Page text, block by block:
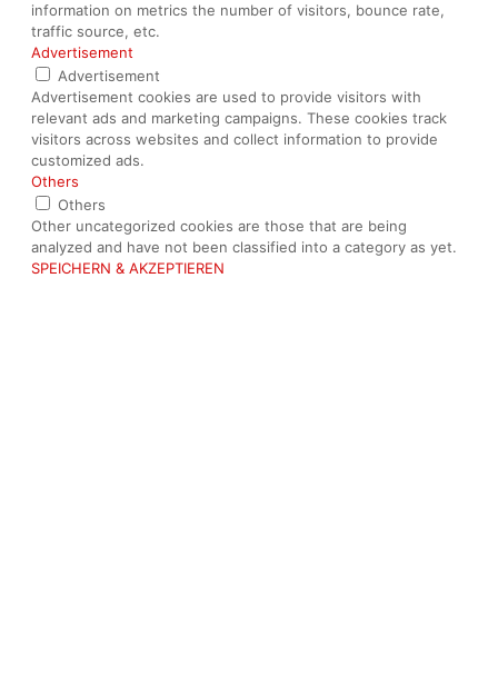
information on metrics the number of visitors, bounce rate,
traffic source, etc.
Advertisement
Advertisement
Advertisement cookies are used to provide visitors with
relevant ads and marketing campaigns. These cookies track
visitors across websites and collect information to provide
customized ads.
Others
Others
Other uncategorized cookies are those that are being
analyzed and have not been classified into a category as yet.
SPEICHERN & AKZEPTIEREN